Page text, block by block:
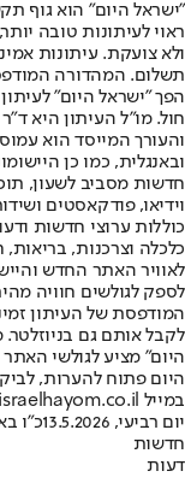
"ישראל היום" הוא גוף
ראוי לעיתונות טובה
ולא צועקת. עיתונות
הפך "ישראל היום"
חול. מו"ל העיתון היא
והעורך המייסד הוא
חדשות מסביב לשעון,
וידיאו, פודקאסטים
כוללות ערוצי חדשות
לאוויר האתר החדש
לספק לגולשים חוויה
המודפסת של העיתון
לקבל אותם גם
היום" מציע לגולשי
היום פתוח להערות,
במייל hayom@israelhayom.co.il.
יום רביעי, 13.5.2026
כ"ו
חדשות
דעות